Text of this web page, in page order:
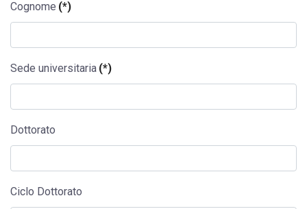
Cognome (*)
Sede universitaria (*)
Dottorato
Ciclo Dottorato